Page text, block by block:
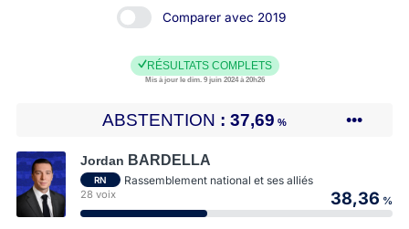
Comparer avec 2019
RÉSULTATS COMPLETS
Mis à jour le dim. 9 juin 2024 à 20h26
ABSTENTION 37,69 % •••
Jordan BARDELLA
RN Rassemblement national et ses alliés
28 voix 38,36 %